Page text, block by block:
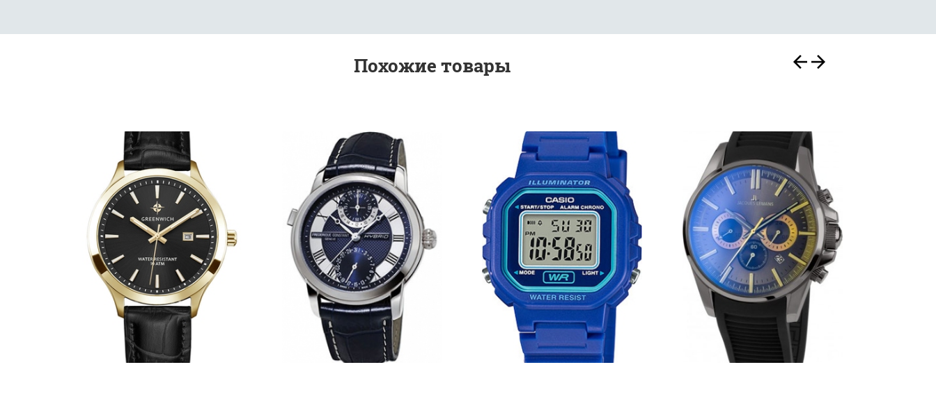
Похожие товары